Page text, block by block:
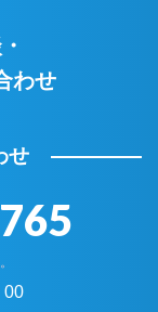
わせ
せ
00